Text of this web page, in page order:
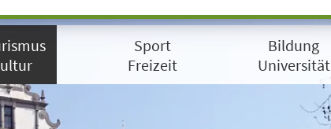
Sport
Freizeit
Bildung
Universität